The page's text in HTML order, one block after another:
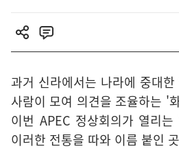
과거 신라에서는 나라에 중대
사람이 모여 의견을 조율하는 '
이번 APEC 정상회의가 열리
이러한 전통을 따와 이름 붙인